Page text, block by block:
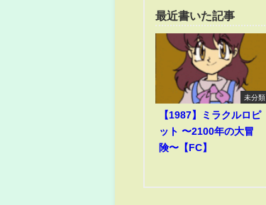
最近書いた記事
未分類
【1987】ミラクルロピ
ット 〜2100年の大冒
険〜【FC】